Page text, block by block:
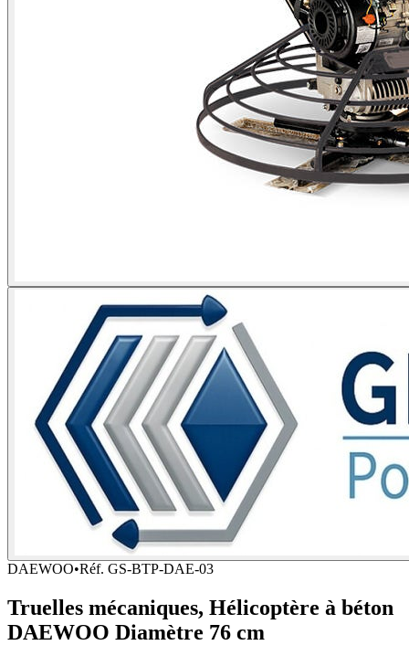
DAEWOO•Réf. GS-BTP-DAE-03
Truelles mécaniques, Hélicoptère à béton
DAEWOO Diamètre 76 cm